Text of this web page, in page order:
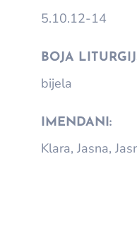
5.10.12-14
BOJA
bijela
IMENDANI:
Klara, Jasna,